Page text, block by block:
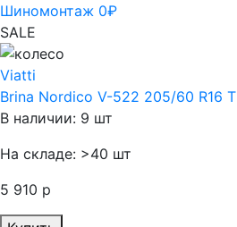
Шиномонтаж 0₽
SALE
Viatti
Brina Nordico V-522 205/60 R16 T
В наличии: 9 шт
На складе: >40 шт
5 910 р